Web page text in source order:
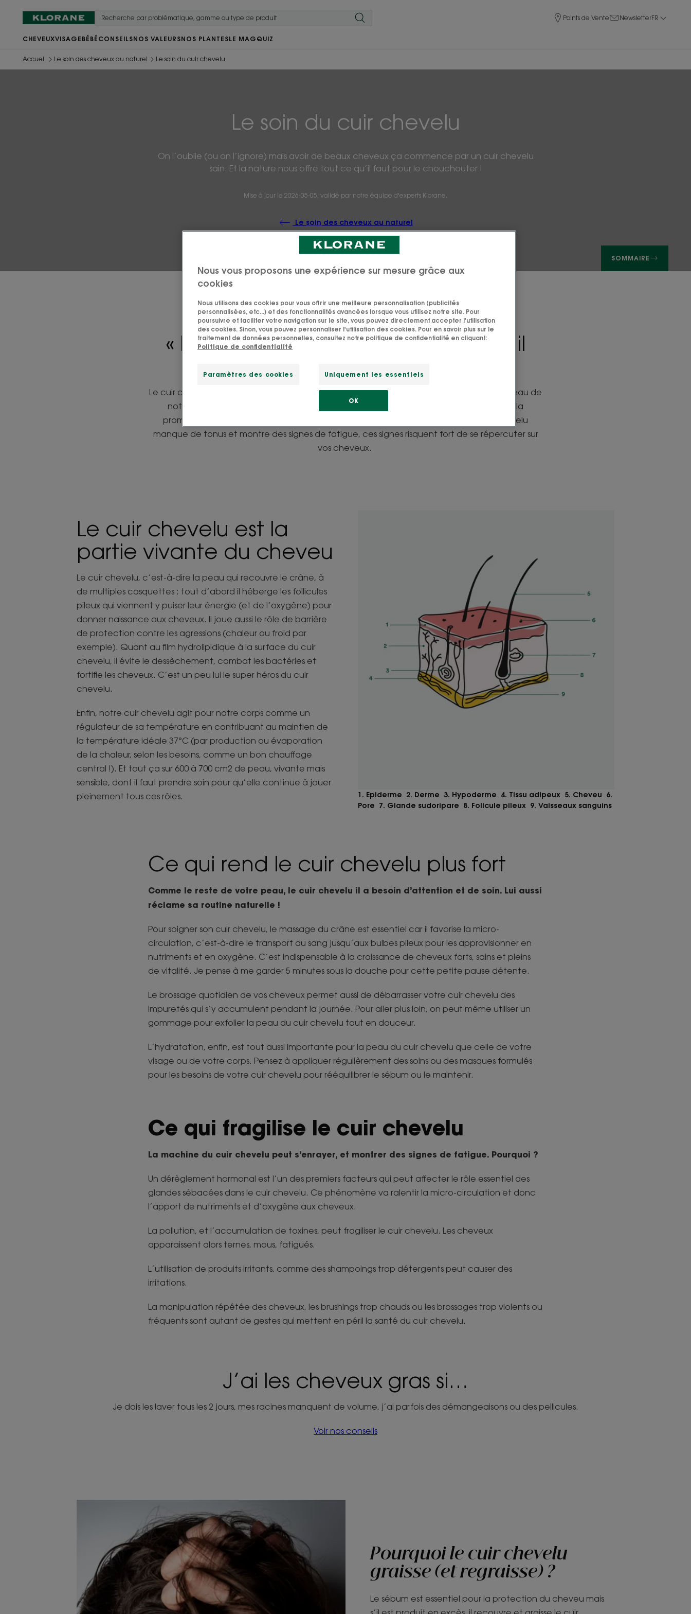
Points de Vente NewsletterFR
CHEVEUXVISAGE BÉBÉ CONSEILSNOS VALEURSNOS PLANTESLE MAG QUIZ
Accueil Le soin des cheveux au naturel Le soin du cuir chevelu
Le soin du cuir chevelu
On l’oublie (ou on l’ignore) mais avoir de beaux cheveux ça commence par un cuir chevelu
sain. Et la nature nous offre tout ce qu’il faut pour le chouchouter !
Mise à jour le 2026-05-05, validé par notre équipe d'experts Klorane.
Le soin des cheveux au naturel
SOMMAIRE
« Le cuir chevelu c’est de la peau, il
faut en prendre soin »
Le cuir chevelu, c’est de la peau, sur la tête. Il a besoin des mêmes soins que ceux de la peau de
notre visage ou notre corps, mais il a aussi ses propres besoins. Un cuir chevelu sain est la
promesse de cheveux forts, brillants et en bonne santé. Au contraire, si votre cuir chevelu
manque de tonus et montre des signes de fatigue, ces signes risquent fort de se répercuter sur
vos cheveux.
Le cuir chevelu est la
partie vivante du cheveu
Le cuir chevelu, c’est-à-dire la peau qui recouvre le crâne, à
de multiples casquettes : tout d’abord il héberge les follicules
pileux qui viennent y puiser leur énergie (et de l’oxygène) pour
donner naissance aux cheveux. Il joue aussi le rôle de barrière
de protection contre les agressions (chaleur ou froid par
exemple). Quant au film hydrolipidique à la surface du cuir
chevelu, il évite le dessèchement, combat les bactéries et
fortifie les cheveux. C’est un peu lui le super héros du cuir
chevelu.
Enfin, notre cuir chevelu agit pour notre corps comme un
régulateur de sa température en contribuant au maintien de
la température idéale 37°C (par production ou évaporation
de la chaleur, selon les besoins, comme un bon chauffage
central !). Et tout ça sur 600 à 700 cm2 de peau, vivante mais
sensible, dont il faut prendre soin pour qu’elle continue à jouer
pleinement tous ces rôles.
1. Epiderme 2. Derme 3. Hypoderme 4. Tissu adipeux 5. Cheveu 6.
Pore 7. Glande sudoripare 8. Folicule pileux 9. Vaisseaux sanguins
Ce qui rend le cuir chevelu plus fort
Comme le reste de votre peau, le cuir chevelu il a besoin d’attention et de soin. Lui aussi
réclame sa routine naturelle !
Pour soigner son cuir chevelu, le massage du crâne est essentiel car il favorise la micro-
circulation, c’est-à-dire le transport du sang jusqu’aux bulbes pileux pour les approvisionner en
nutriments et en oxygène. C’est indispensable à la croissance de cheveux forts, sains et pleins
de vitalité. Je pense à me garder 5 minutes sous la douche pour cette petite pause détente.
Le brossage quotidien de vos cheveux permet aussi de débarrasser votre cuir chevelu des
impuretés qui s’y accumulent pendant la journée. Pour aller plus loin, on peut même utiliser un
gommage pour exfolier la peau du cuir chevelu tout en douceur.
L’hydratation, enfin, est tout aussi importante pour la peau du cuir chevelu que celle de votre
visage ou de votre corps. Pensez à appliquer régulièrement des soins ou des masques formulés
pour les besoins de votre cuir chevelu pour rééquilibrer le sébum ou le maintenir.
Ce qui fragilise le cuir chevelu
La machine du cuir chevelu peut s’enrayer, et montrer des signes de fatigue. Pourquoi ?
Un dérèglement hormonal est l’un des premiers facteurs qui peut affecter le rôle essentiel des
glandes sébacées dans le cuir chevelu. Ce phénomène va ralentir la micro-circulation et donc
l’apport de nutriments et d’oxygène aux cheveux.
La pollution, et l’accumulation de toxines, peut fragiliser le cuir chevelu. Les cheveux
apparaissent alors ternes, mous, fatigués.
L’utilisation de produits irritants, comme des shampoings trop détergents peut causer des
irritations.
La manipulation répétée des cheveux, les brushings trop chauds ou les brossages trop violents ou
fréquents sont autant de gestes qui mettent en péril la santé du cuir chevelu.
J’ai les cheveux gras si…
Je dois les laver tous les 2 jours, mes racines manquent de volume, j’ai parfois des démangeaisons ou des pellicules.
Voir nos conseils
Pourquoi le cuir chevelu
graisse (et regraisse) ?
Le sébum est essentiel pour la protection du cheveu mais
Nous vous proposons une expérience sur mesure grâce aux
cookies
Nous utilisons des cookies pour vous offrir une meilleure personnalisation (publicités
personnalisées, etc...) et des fonctionnalités avancées lorsque vous utilisez notre site. Pour
poursuivre et faciliter votre navigation sur le site, vous pouvez directement accepter l'utilisation
des cookies. Sinon, vous pouvez personnaliser l'utilisation des cookies. Pour en savoir plus sur le
traitement de données personnelles, consultez notre politique de confidentialité en cliquant:
Politique de confidentialité
Paramètres des cookies Uniquement les essentiels
OK